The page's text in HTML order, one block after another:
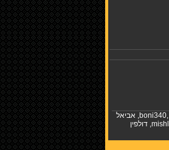
boni340,
, אביאל
mishl
, דולפין